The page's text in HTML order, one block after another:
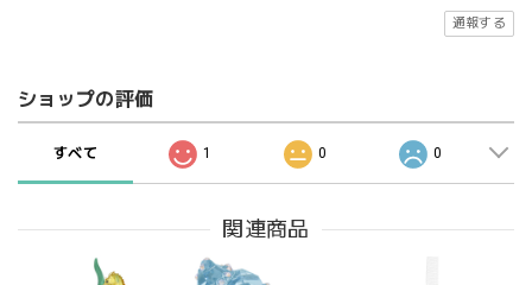
通報する
ショップの評価
すべて 1 0 0
関連商品